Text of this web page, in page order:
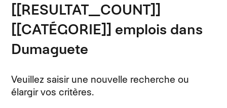
[[RESULTAT_COUNT]]
[[CATÉGORIE]] emplois dans
Dumaguete
Veuillez saisir une nouvelle recherche ou
élargir vos critères.